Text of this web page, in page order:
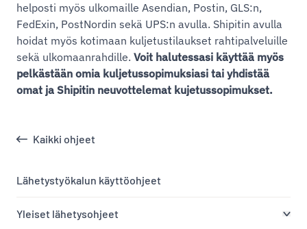
Kaikki ohjeet
Lähetystyökalun käyttöohjeet
Yleiset lähetysohjeet
helposti myös ulkomaille Asendian, Postin, GLS:n,
FedExin, PostNordin sekä UPS:n avulla. Shipitin avulla
hoidat myös kotimaan kuljetustilaukset rahtipalveluille
sekä ulkomaanrahdille. Voit halutessasi käyttää myös
pelkästään omia kuljetussopimuksiasi tai yhdistää
omat ja Shipitin neuvottelemat kujetussopimukset.